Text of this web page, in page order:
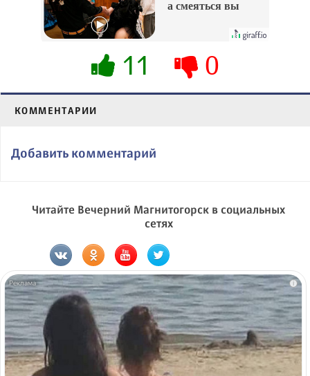
а смеяться вы
11 0
КОММЕНТАРИИ
Добавить комментарий
Читайте Вечерний Магнитогорск в социальных
сетях
i